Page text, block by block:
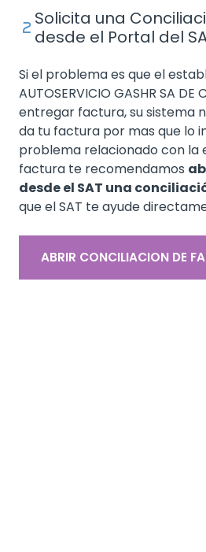
Solicita una
desde el Portal del
Si el problema es que el
AUTOSERVICIO GASHR SA
entregar factura, su sistema
da tu factura por mas que lo
problema relacionado con la
factura te recomendamos
desde el SAT una
que el SAT te ayude
ABRIR CONCILIACION DE